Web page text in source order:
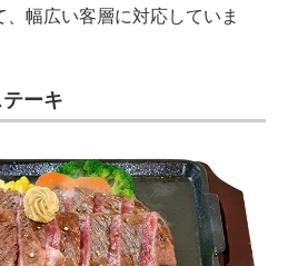
幅広い客層に対応していま
ーキ